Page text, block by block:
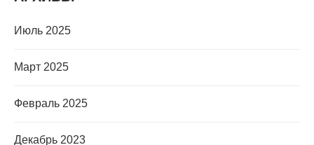
Июль 2025
Март 2025
Февраль 2025
Декабрь 2023